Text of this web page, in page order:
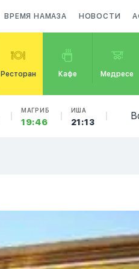
ВРЕМЯ НАМАЗА НОВОСТИ
Ресторан Кафе Медресе
МАГРИБ
19:46
ИША
21:13